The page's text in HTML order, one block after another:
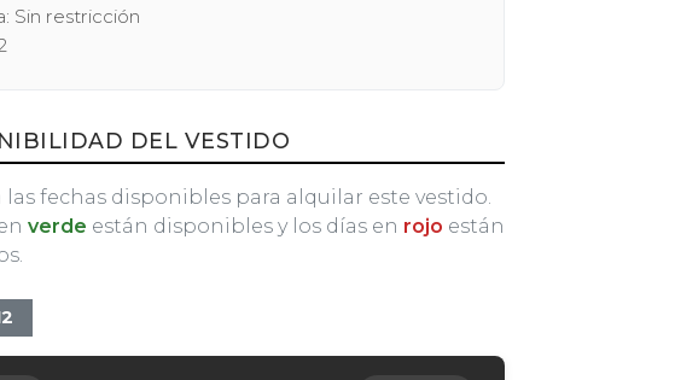
Sin restricción
DEL VESTIDO
las fechas disponibles para alquilar este vestido.
verde están disponibles y los días en rojo están